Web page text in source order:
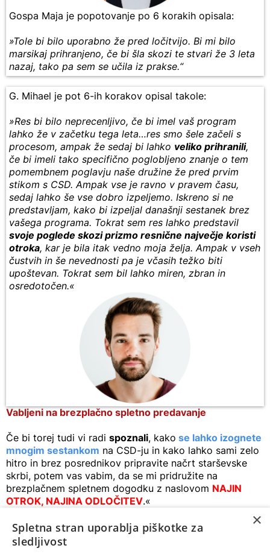
Gospa Maja je popotovanje po 6 korakih opisala:
»Tole bi bilo uporabno že pred ločitvijo. Bi mi bilo
marsikaj prihranjeno, če bi šla skozi te stvari že 3 leta
nazaj, tako pa sem se učila iz prakse.“
G. Mihael je pot 6-ih korakov opisal takole:
»Res bi bilo neprecenljivo, če bi imel vaš program
lahko že v začetku tega leta…res smo šele začeli s
procesom, ampak že sedaj bi lahko veliko prihranili,
če bi imeli tako specifično poglobljeno znanje o tem
pomembnem poglavju naše družine že pred prvim
stikom s CSD. Ampak vse je ravno v pravem času,
sedaj lahko še vse dobro izpeljemo. Iskreno si ne
predstavljam, kako bi izpeljal današnji sestanek brez
vašega programa. Tokrat sem res lahko predstavil
svoje poglede skozi prizmo resnične največje koristi
otroka, kar je bila itak vedno moja želja. Ampak v vseh
čustvih in še nevednosti pa je včasih težko biti
upoštevan. Tokrat sem bil lahko miren, zbran in
osredotočen.«
Vabljeni na brezplačno spletno predavanje
Če bi torej tudi vi radi spoznali, kako se lahko izognete
mnogim sestankom na CSD-ju in kako lahko sami zelo
hitro in brez posrednikov pripravite načrt starševske
skrbi, potem vas vabim, da se mi pridružite na
brezplačnem spletnem dogodku z naslovom NAJIN
OTROK, NAJINA ODLOČITEV.«
Na spodnji povezavi preverite, kdaj je naslednji termin
tega dogodka.
×
Spletna stran uporablja piškotke za
sledljivost